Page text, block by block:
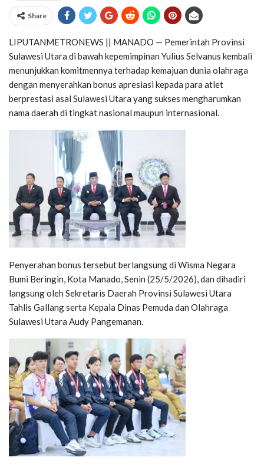
Share
LIPUTANMETRONEWS || MANADO — Pemerintah Provinsi
Sulawesi Utara di bawah kepemimpinan Yulius Selvanus kembali
menunjukkan komitmennya terhadap kemajuan dunia olahraga
dengan menyerahkan bonus apresiasi kepada para atlet
berprestasi asal Sulawesi Utara yang sukses mengharumkan
nama daerah di tingkat nasional maupun internasional.
Penyerahan bonus tersebut berlangsung di Wisma Negara
Bumi Beringin, Kota Manado, Senin (25/5/2026), dan dihadiri
langsung oleh Sekretaris Daerah Provinsi Sulawesi Utara
Tahlis Gallangserta Kepala Dinas Pemuda dan Olahraga
Sulawesi Utara Audy Pangemanan.